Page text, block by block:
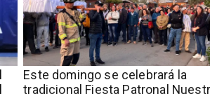
Este domingo se celebrará la
tradicional Fiesta Patronal